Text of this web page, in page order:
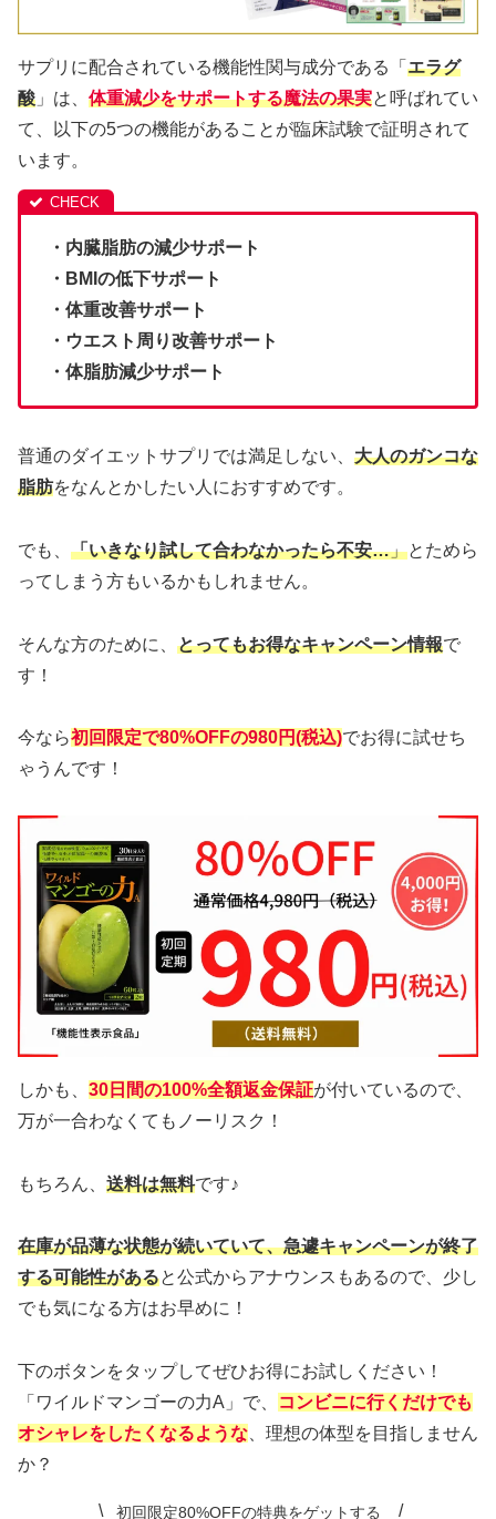
サプリに配合されている機能性関与成分である「 エラグ
酸 」は、 体重減少をサポートする魔法の果実と呼ばれてい
て、以下の5つの機能があることが臨床試験で証明されて
います。
・内臓脂肪の減少サポート
・BMIの低下サポート
・体重改善サポート
・ウエスト周り改善サポート
・体脂肪減少サポート
普通のダイエットサプリでは満足しない、 大人のガンコな
脂肪をなんとかしたい人におすすめです。
でも、 「いきなり試して合わなかったら不安…」とためら
ってしまう方もいるかもしれません。
そんな方のために、 とってもお得なキャンペーン情報で
す！
今なら初回限定で80%OFFの980円(税込)でお得に試せち
ゃうんです！
しかも、 30日間の100%全額返金保証が付いているので、
万が一合わなくてもノーリスク！
もちろん、 送料は無料です♪
在庫が品薄な状態が続いていて、急遽キャンペーンが終了
する可能性があると公式からアナウンスもあるので、少し
でも気になる方はお早めに！
下のボタンをタップしてぜひお得にお試しください！
「ワイルドマンゴーの力A」で、
コンビニに行くだけでも
オシャレをしたくなるような 、理想の体型を目指しません
か？
初回限定80%OFFの特典をゲットする